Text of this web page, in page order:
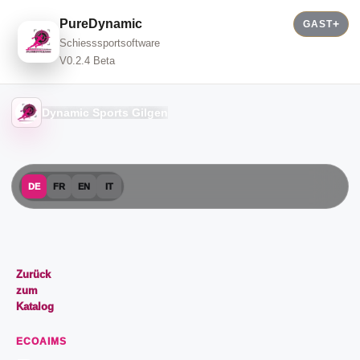
PureDynamic
Schiesssportsoftware
V0.2.4 Beta
GAST
Dynamic Sports Gilgen
DE FR EN IT
Zurück
zum
Katalog
ECOAIMS